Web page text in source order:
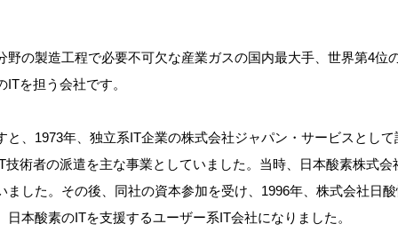
野の製造工程で必要不可欠な産業ガスの国内最大手、世界第4位
を担う会社です。
と、1973年、独立系IT企業の株式会社ジャパン・サービスとし
技術者の派遣を主な事業としていました。当時、日本酸素株式
ました。その後、同社の資本参加を受け、1996年、株式会社日
本酸素のITを支援するユーザー系IT会社になりました。